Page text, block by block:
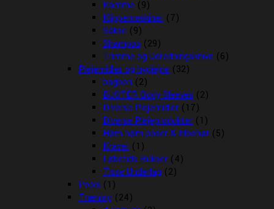
Kamme (9)
Klippemaskiner (7)
Sakse (9)
Shampoo (29)
Trimme og Udredningsknive (6)
Plejemidler og hygiejne (32)
bagben (2)
BUSTER Body Sleeves (2)
Diverse Plejemidler (17)
Diverse Plejeprodukter (1)
Høm høm poser & tilbehør (5)
Kraver (1)
Løbetids Bukser (4)
Tisse Underlag (2)
Pools (1)
Træning (24)